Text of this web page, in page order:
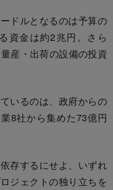
ドルとなるのは予算の
資金は約2兆円。さら
産・出荷の設備の投資
いるのは、政府からの
8社から集めた73億円
存するにせよ、いずれ
ジェクトの独り立ちを